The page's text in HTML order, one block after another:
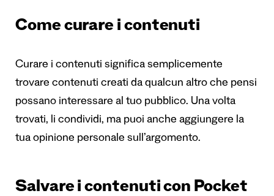
Come curare i contenuti
Curare i contenuti significa semplicemente
trovare contenuti creati da qualcun altro che pensi
possano interessare al tuo pubblico. Una volta
trovati, li condividi, ma puoi anche aggiungere la
tua opinione personale sull’argomento.
Salvare i contenuti con Pocket